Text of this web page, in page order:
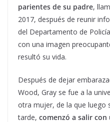
parientes de su padre,
2017, después de reunir
del Departamento de
con una imagen
resultó su vida.
Después de dejar
Wood, Gray se fue a la
otra mujer, de la que luego
tarde, comenzó a salir